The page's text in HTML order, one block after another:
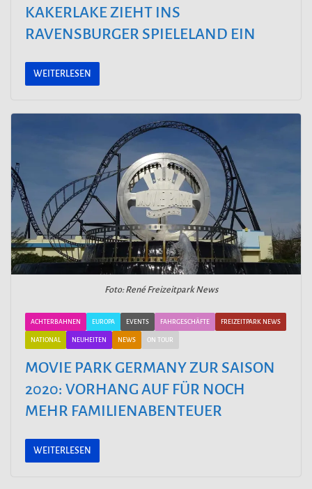
KAKERLAKE ZIEHT INS
RAVENSBURGER SPIELELAND EIN
WEITERLESEN
Foto: René Freizeitpark News
ACHTERBAHNEN EUROPA EVENTS FAHRGESCHÄFTE FREIZEITPARK NEWS
NATIONAL NEUHEITEN NEWS ON TOUR
MOVIE PARK GERMANY ZUR SAISON
2020: VORHANG AUF FÜR NOCH
MEHR FAMILIENABENTEUER
WEITERLESEN